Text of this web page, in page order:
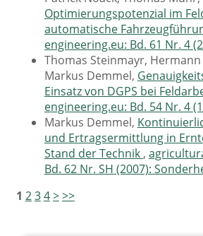
Optimierungspotenzial im
automatische
engineering.eu: Bd. 61 Nr. 4
Thomas Steinmayr,
Markus Demmel,
Einsatz von DGPS bei
engineering.eu: Bd. 54 Nr. 4
Markus Demmel,
und Ertragsermittlung in
Stand der Technik ,
Bd. 62 Nr. SH (2007):
1 234>>>